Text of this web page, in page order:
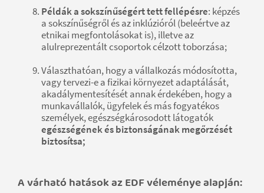
Példák a sokszínűségért tett fellépésre: képzés
a sokszínűségről és az inklúzióról (beleértve az
etnikai megfontolásokat is), illetve az
alulreprezentált csoportok célzott toborzása;
Választhatóan, hogy a vállalkozás módosította,
vagy tervezi-e a fizikai környezet adaptálását,
akadálymentesítését annak érdekében, hogy a
munkavállalók, ügyfelek és más fogyatékos
személyek, egészségkárosodott látogatók
egészségének és biztonságának megőrzését
biztosítsa;
A várható hatások az EDF véleménye alapján: